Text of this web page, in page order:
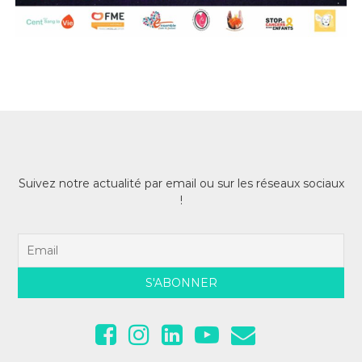
a
Suivez notre actualité par email ou sur les réseaux sociaux
!